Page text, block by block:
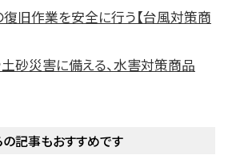
旧作業を安全に行う【台風対策商
砂災害に備える、水害対策商品
の記事もおすすめです